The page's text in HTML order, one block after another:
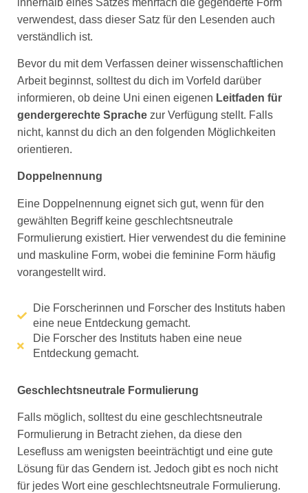
verwendest, dass dieser Satz für den Lesenden auch
verständlich ist.
Bevor du mit dem Verfassen deiner wissenschaftlichen
Arbeit beginnst, solltest du dich im Vorfeld darüber
informieren, ob deine Uni einen eigenen Leitfaden für
gendergerechte Sprache zur Verfügung stellt. Falls
nicht, kannst du dich an den folgenden Möglichkeiten
orientieren.
Doppelnennung
Eine Doppelnennung eignet sich gut, wenn für den
gewählten Begriff keine geschlechtsneutrale
Formulierung existiert. Hier verwendest du die feminine
und maskuline Form, wobei die feminine Form häufig
vorangestellt wird.
Die Forscherinnen und Forscher des Instituts haben
eine neue Entdeckung gemacht.
Die Forscher des Instituts haben eine neue
Entdeckung gemacht.
Geschlechtsneutrale Formulierung
Falls möglich, solltest du eine geschlechtsneutrale
Formulierung in Betracht ziehen, da diese den
Lesefluss am wenigsten beeinträchtigt und eine gute
Lösung für das Gendern ist. Jedoch gibt es noch nicht
für jedes Wort eine geschlechtsneutrale Formulierung.